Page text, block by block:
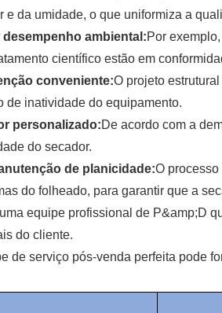
e da umidade, o que uniformiza a
desempenho ambiental:Por
científico estão em
conveniente:O projeto
de inatividade do equipamento.
personalizado:De acordo com a
do secador.
de planicidade:O
do folheado, para garantir que a
equipe profissional de P&amp;D
do cliente.
de serviço pós-venda perfeita pode